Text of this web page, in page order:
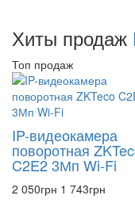
Хиты продаж
Топ продаж
IP-видеокамера
поворотная
C2E2 3Мп Wi-Fi
2 050грн 1 743грн